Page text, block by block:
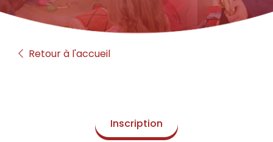
Retour à l'accueil
Inscription